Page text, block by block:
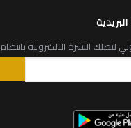
لتصلك النشرة الالكترونية بانتظام